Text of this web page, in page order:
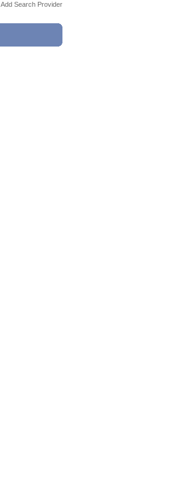
Add Search Provider